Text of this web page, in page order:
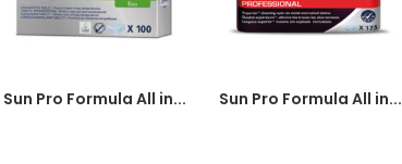
Sun Pro Formula All in... Sun Pro Formula All in...